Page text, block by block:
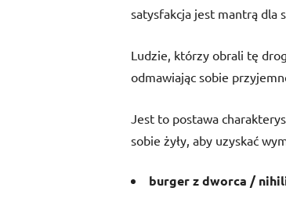
satysfakcja jest mantrą dla
Ludzie, którzy obrali tę
odmawiając sobie
Jest to postawa
sobie żyły, aby uzyskać
burger z dworca /